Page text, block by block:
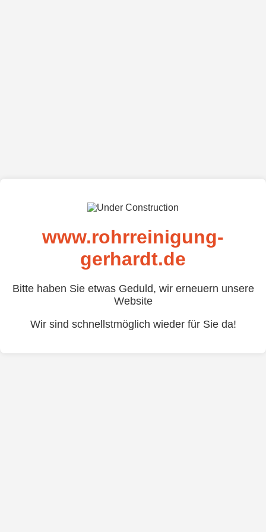
www.rohrreinigung-
gerhardt.de
Bitte haben Sie etwas Geduld, wir erneuern unsere
Website
Wir sind schnellstmöglich wieder für Sie da!